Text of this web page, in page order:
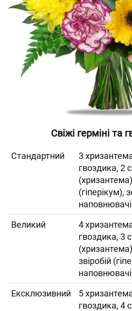
Свіжі герміні та
Cтандартний
3
гвоздика, 2
(гіперікум),
наповнювачі
Великий
4
гвоздика, 3
звіробій
наповнювачі
Ексклюзивний
5
гвоздика, 4